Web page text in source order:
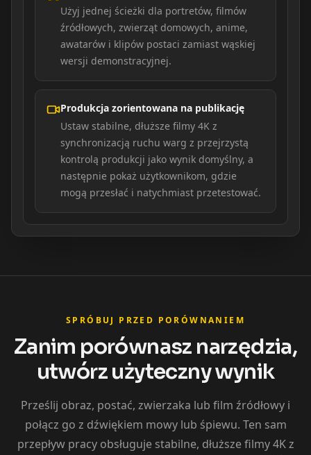
Użyj jednej ścieżki dla portretów, filmów
źródłowych, zwierząt domowych, anime,
awatarów i klipów postaci zamiast wąskiej
wersji demonstracyjnej.
Produkcja zorientowana na publikację
Ustaw stabilne, dłuższe filmy 4K z
synchronizacją ruchu warg z przejrzystą
kontrolą produkcji jako wynik domyślny, a
następnie pokaż użytkownikom, gdzie
mogą przesłać i natychmiast przetestować.
SPRÓBUJ PRZED PORÓWNANIEM
Zanim porównasz narzędzia,
utwórz użyteczny wynik
Prześlij obraz, postać, zwierzaka lub film źródłowy i
połącz go z dźwiękiem mowy lub śpiewu. Ten sam
przepływ pracy obsługuje stabilne, dłuższe filmy 4K z